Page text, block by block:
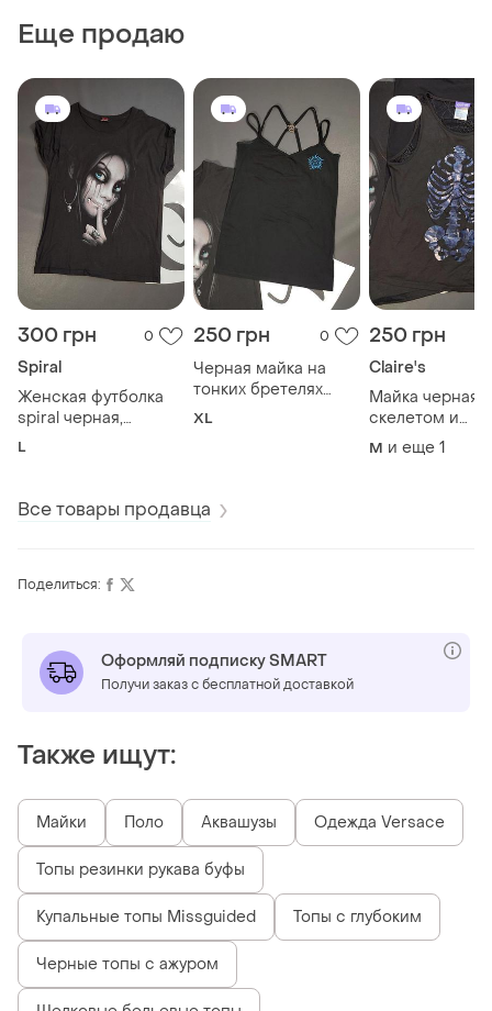
Еще продаю
300 грн 0
Spiral
Женская футболка
spiral черная,
размер l, готический
L
250 грн 0
Черная майка на
тонких бретелях
мерч supernatural
XL
250 грн
Claire's
Майка черная
скелетом и
кружевной
паутины
M и еще 1
Все товары продавца
Поделиться:
Оформляй подписку SMART
Получи заказ с бесплатной доставкой
Также ищут:
Майки Поло Аквашузы Одежда Versace
Топы резинки рукава буфы
Купальные топы Missguided Топы с глубоким
Черные топы с ажуром